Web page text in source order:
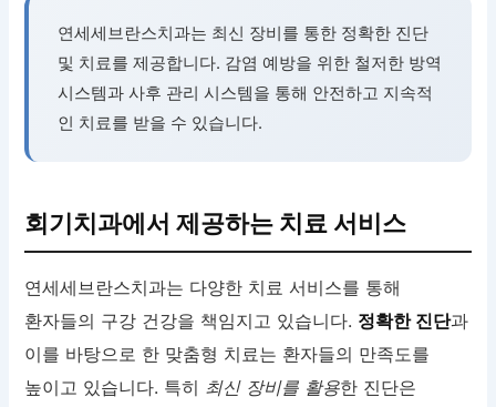
연세세브란스치과는 최신 장비를 통한 정확한 진단
및 치료를 제공합니다. 감염 예방을 위한 철저한 방역
시스템과 사후 관리 시스템을 통해 안전하고 지속적
인 치료를 받을 수 있습니다.
회기치과에서 제공하는 치료 서비스
연세세브란스치과는 다양한 치료 서비스를 통해
환자들의 구강 건강을 책임지고 있습니다. 정확한 진단과
이를 바탕으로 한 맞춤형 치료는 환자들의 만족도를
높이고 있습니다. 특히 최신 장비를 활용한 진단은